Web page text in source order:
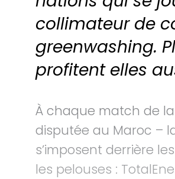
collimateur de
greenwashing.
profitent elles
À chaque match de
disputée au Maroc –
s’imposent derrière
les pelouses :